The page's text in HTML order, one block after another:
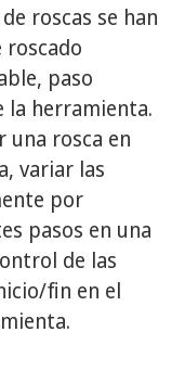
roscas se han
roscado
paso
herramienta.
una rosca en
variar las
por
pasos en una
de las
fin en el